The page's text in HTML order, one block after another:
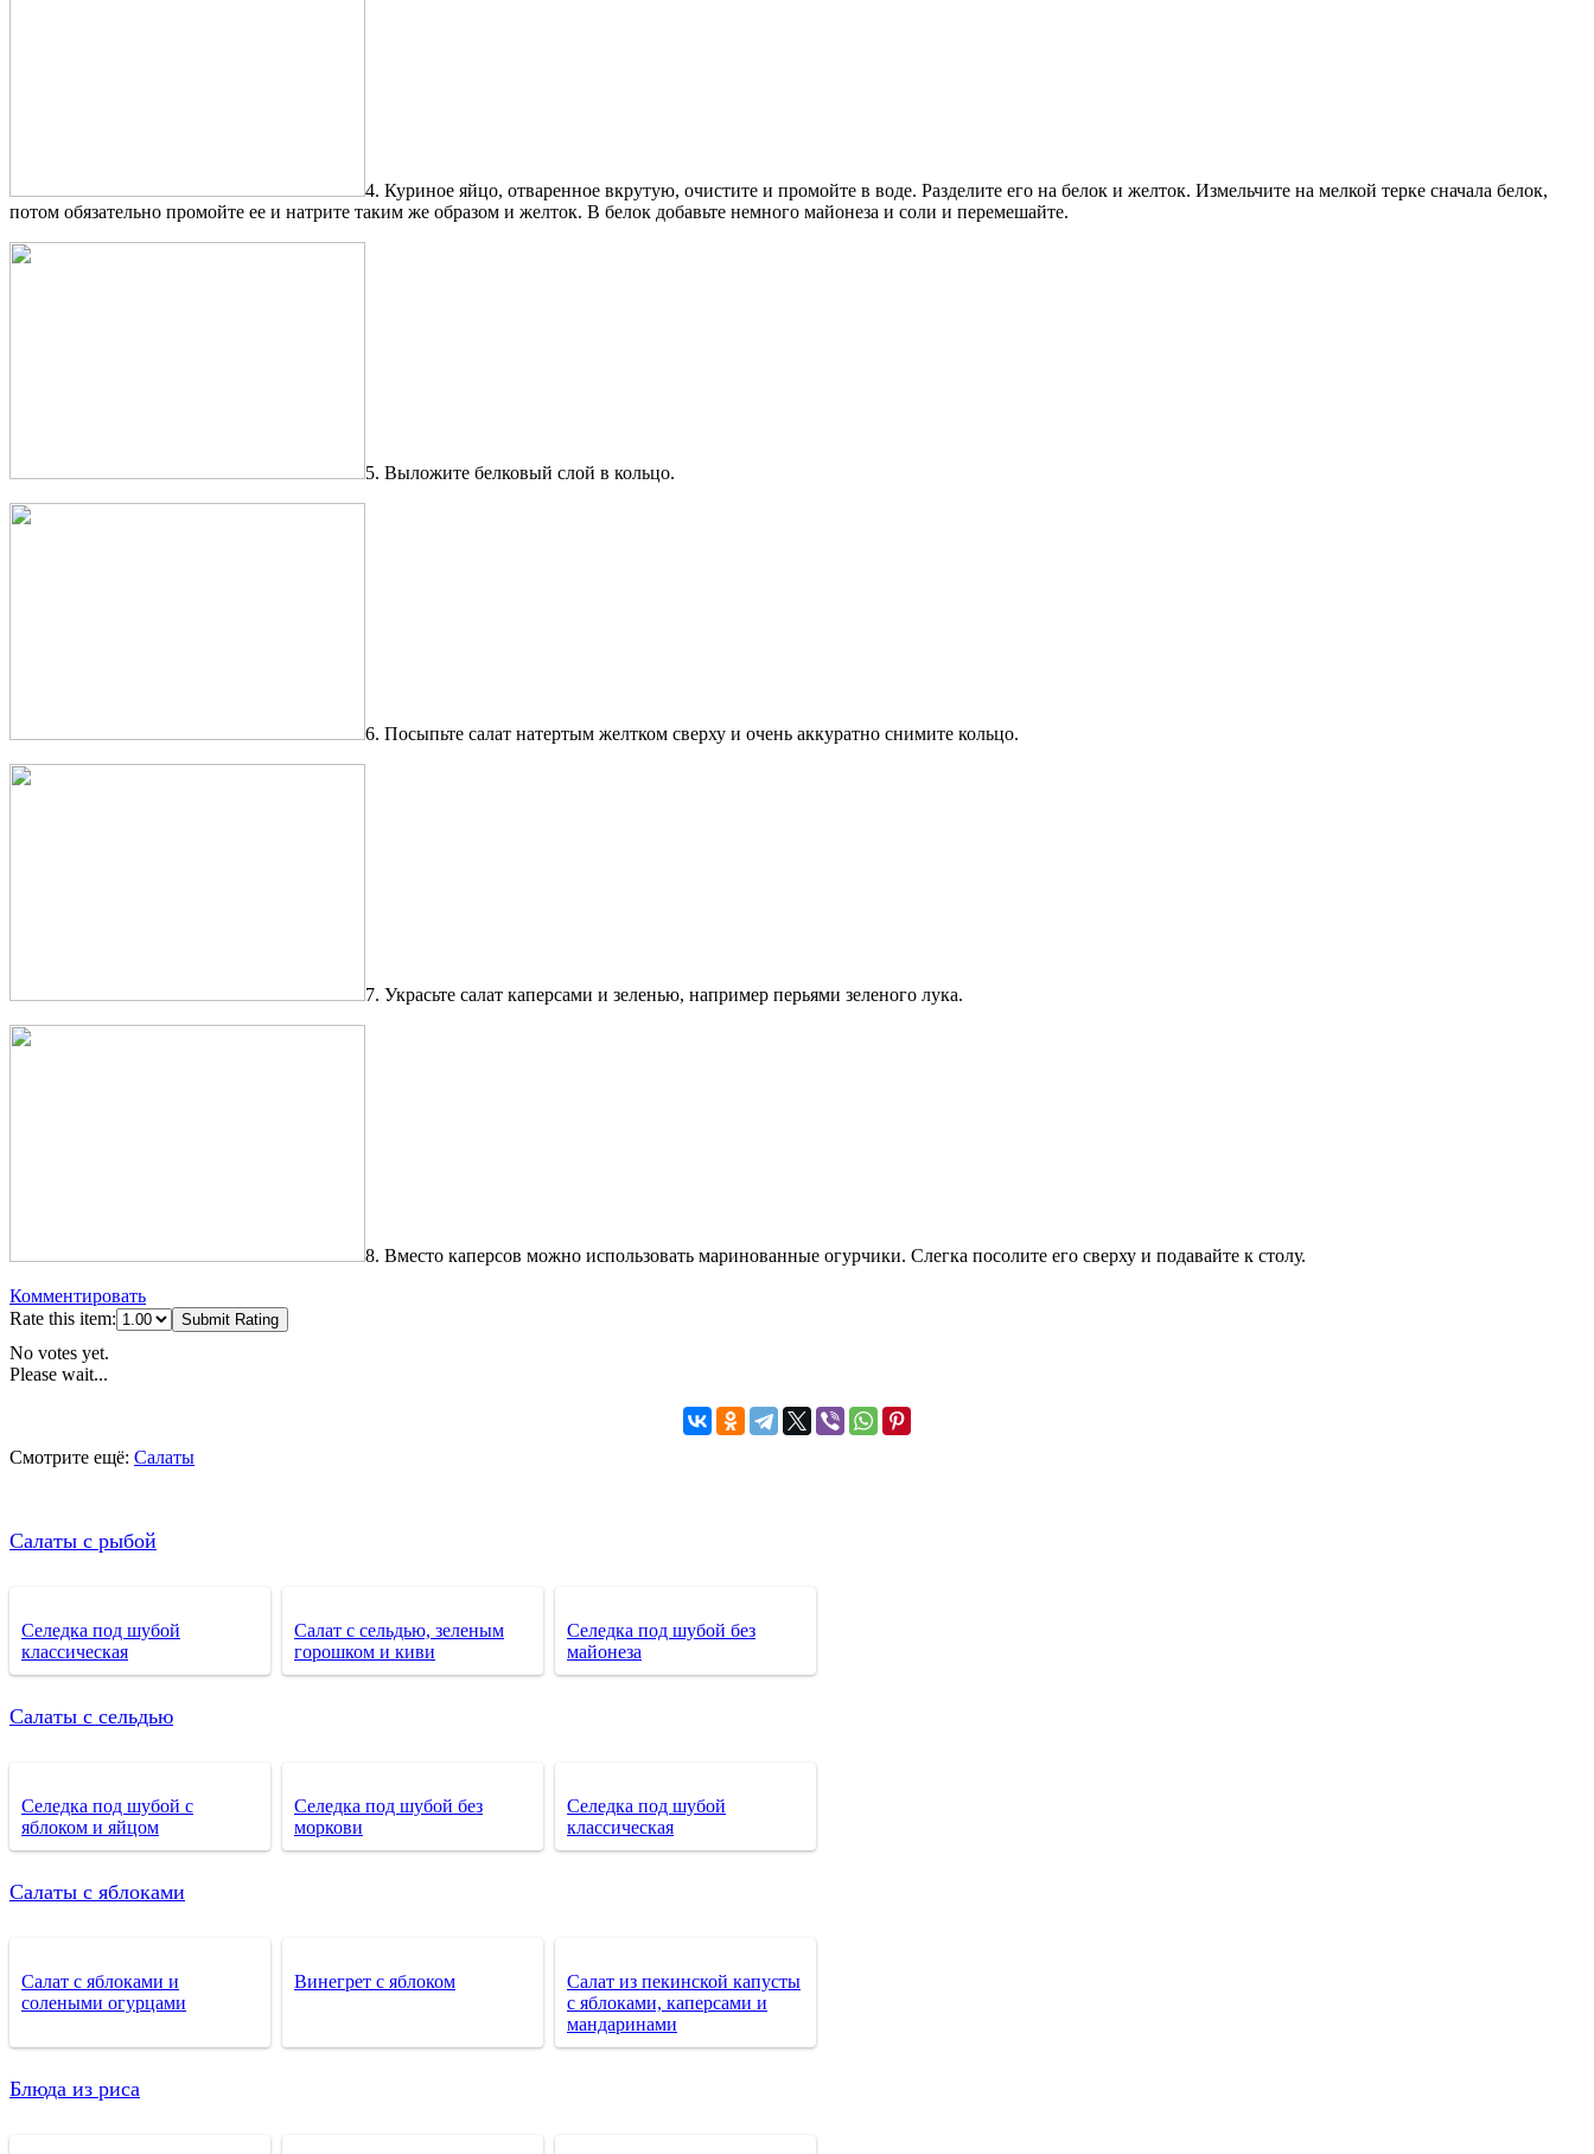
4. Куриное яйцо, отваренное вкрутую, очистите и промойте в воде. Разделите его на белок и желток. Измельчите на мелкой терке сначала белок,
потом обязательно промойте ее и натрите таким же образом и желток. В белок добавьте немного майонеза и соли и перемешайте.
5. Выложите белковый слой в кольцо.
6. Посыпьте салат натертым желтком сверху и очень аккуратно снимите кольцо.
7. Украсьте салат каперсами и зеленью, например перьями зеленого лука.
8. Вместо каперсов можно использовать маринованные огурчики. Слегка посолите его сверху и подавайте к столу.
Комментировать
Rate this item:
Submit Rating
No votes yet.
Please wait...
Смотрите ещё: Салаты
Салаты с рыбой
Селедка под шубой
классическая
Салат с сельдью, зеленым
горошком и киви
Селедка под шубой без
майонеза
Салаты с сельдью
Селедка под шубой с
яблоком и яйцом
Селедка под шубой без
моркови
Селедка под шубой
классическая
Салаты с яблоками
Салат с яблоками и
солеными огурцами
Винегрет с яблоком
Салат из пекинской капусты
с яблоками, каперсами и
мандаринами
Блюда из риса